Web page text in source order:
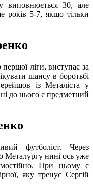
виповнюється 30, але
років 5-7, якщо тільки
ліги, виступає за
шансу в боротьбі
із Металіста у
до нього є предметний
футболіст. Через
Металургу нині ось уже
При цьому є
яку тренує Сергій